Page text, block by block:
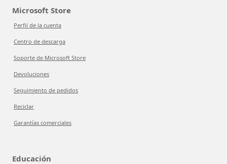
Microsoft Store
Perfil de la cuenta
Centro de descarga
Soporte de Microsoft Store
Devoluciones
Seguimiento de pedidos
Reciclar
Garantías comerciales
Educación